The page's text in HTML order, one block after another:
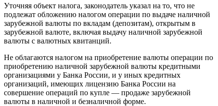
Уточняя объект налога, законодатель указал на то, что не
подлежат обложению налогом операции по выдаче наличной
зарубежной валюты по вкладам (депозитам), открытым в
зарубежной валюте, включая выдачу наличной зарубежной
валюты с валютных квитанций.
Не облагаются налогом на приобретение валюты операции по
приобретению наличной зарубежной валюты кредитными
организациями у Банка России, и у иных кредитных
организаций, имеющих лицензию Банка России на
совершение операций по купле — продаже зарубежной
валюты в наличной и безналичной форме.